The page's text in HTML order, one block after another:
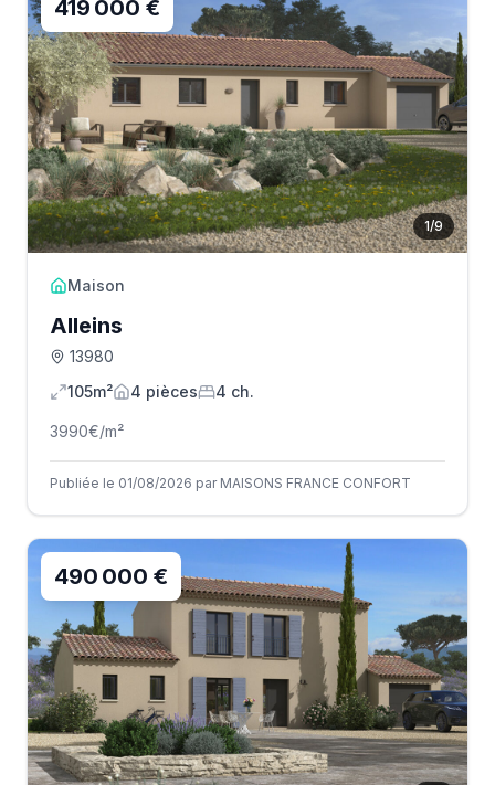
1/9
419 000 €
Maison
Alleins
13980
105m²
4 pièces 4 ch.
3990€/m²
Publiée le 01/08/2026 par MAISONS FRANCE CONFORT
490 000 €